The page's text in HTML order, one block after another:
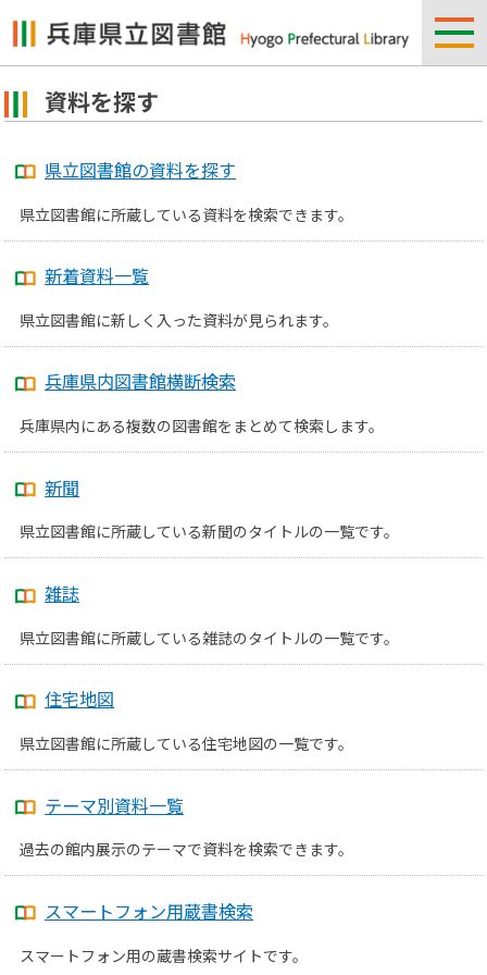
資料を探す
県立図書館の資料を探す
県立図書館に所蔵している資料を検索できます。
新着資料一覧
県立図書館に新しく入った資料が見られます。
兵庫県内図書館横断検索
兵庫県内にある複数の図書館をまとめて検索します。
新聞
県立図書館に所蔵している新聞のタイトルの一覧です。
雑誌
県立図書館に所蔵している雑誌のタイトルの一覧です。
住宅地図
県立図書館に所蔵している住宅地図の一覧です。
テーマ別資料一覧
過去の館内展示のテーマで資料を検索できます。
スマートフォン用蔵書検索
スマートフォン用の蔵書検索サイトです。